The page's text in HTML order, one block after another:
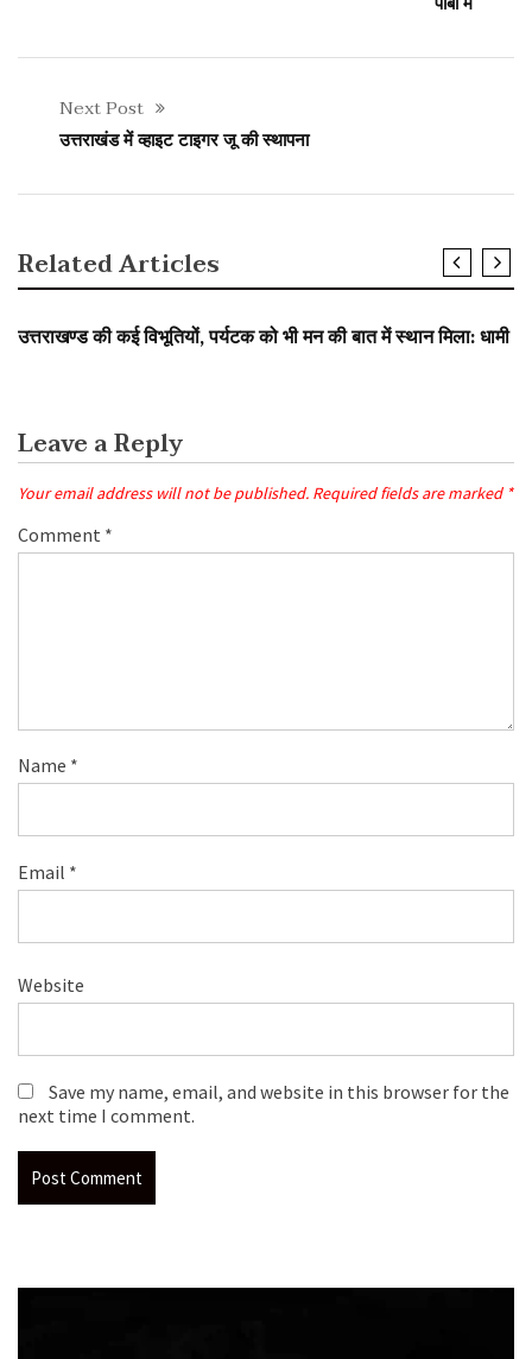
Next Post
उत्तराखंड में व्हाइट टाइगर जू की स्थापना
Related Articles
उत्तराखण्ड की कई विभूतियों, पर्यटक को भी मन की बात में स्थान मिला: धामी
Leave a Reply
Your email address will not be published. Required fields are marked *
Comment *
Name *
Email *
Website
Save my name, email, and website in this browser for the
next time I comment.